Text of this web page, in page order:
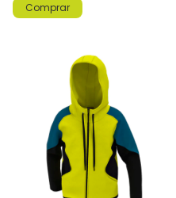
Comprar